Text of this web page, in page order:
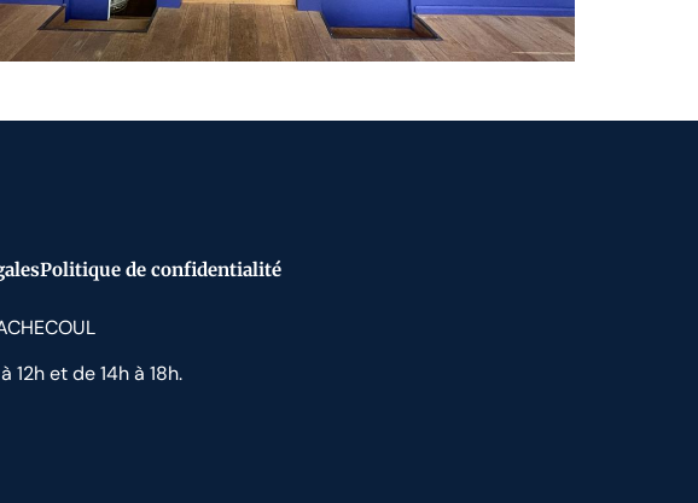
Politique de confidentialité
et de 14h à 18h.